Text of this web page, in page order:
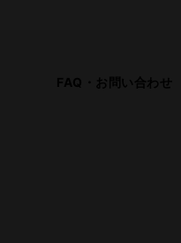
FAQ・お問い合わせ